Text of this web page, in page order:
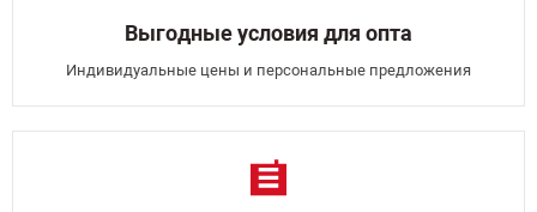
Выгодные условия для опта
Индивидуальные цены и персональные предложения